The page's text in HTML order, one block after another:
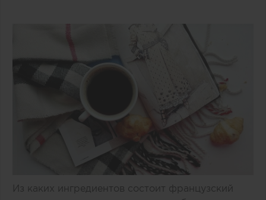
Из каких ингредиентов состоит французский